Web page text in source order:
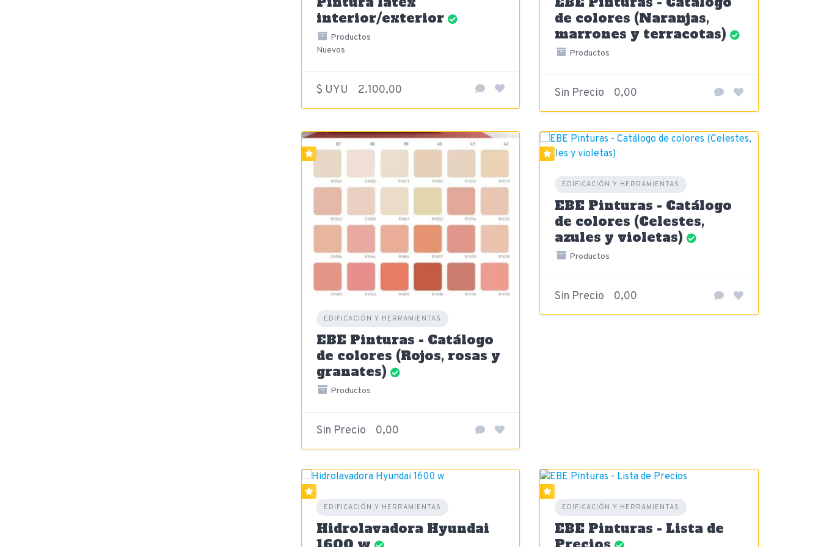
interior/exterior
Productos
Nuevos
$ UYU 2.100,00
de colores (Naranjas,
marrones y terracotas)
Productos
Sin Precio 0,00
EDIFICACIÓN Y HERRAMIENTAS
EBE Pinturas - Catálogo
de colores (Rojos, rosas y
granates)
Productos
Sin Precio 0,00
EDIFICACIÓN Y HERRAMIENTAS
EBE Pinturas - Catálogo
de colores (Celestes,
azules y violetas)
Productos
Sin Precio 0,00
EDIFICACIÓN Y HERRAMIENTAS
Hidrolavadora Hyundai
EDIFICACIÓN Y HERRAMIENTAS
EBE Pinturas - Lista de